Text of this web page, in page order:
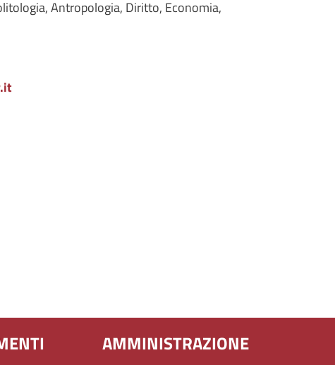
Antropologia, Diritto, Economia,
AMMINISTRAZIONE